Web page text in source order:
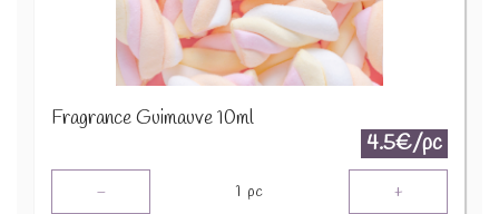
Fragrance Guimauve 10ml
4.5€/pc
- 1 pc +